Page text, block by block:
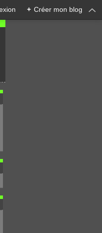
+ Créer mon blog